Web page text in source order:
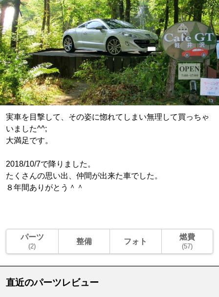
実車を目撃して、その姿に惚れてしまい無理して買っちゃ
いました^^;
大満足です。
2018/10/7で降りました。
たくさんの思い出、仲間が出来た車でした。
８年間ありがとう＾＾
パーツ
(2)
整備 フォト 燃費
(57)
直近のパーツレビュー